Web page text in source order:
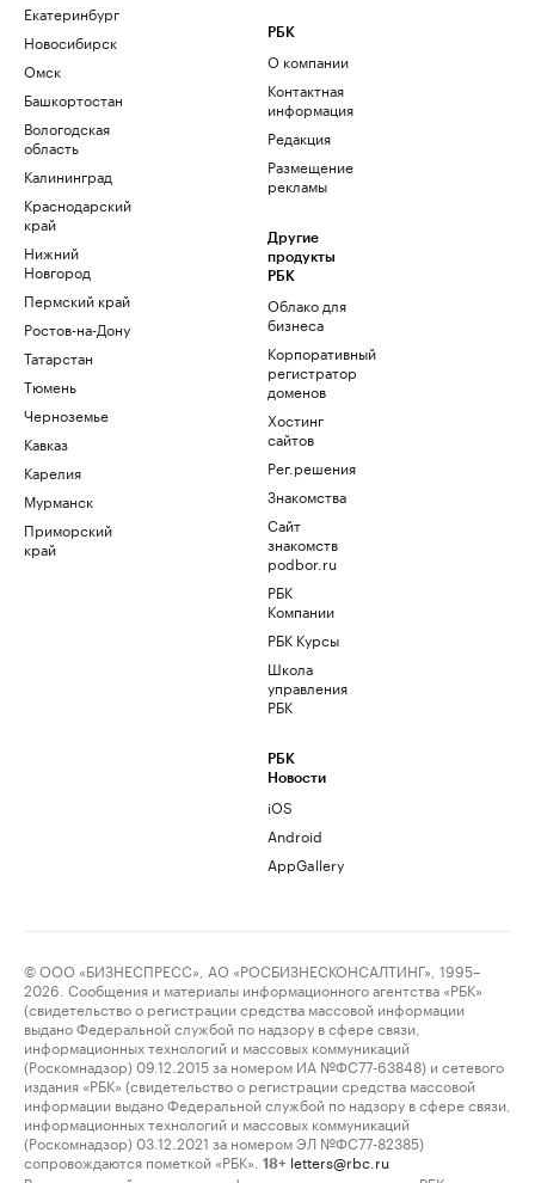
Екатеринбург
Новосибирск
Омск
Башкортостан
Вологодская
область
Калининград
Краснодарский
край
Нижний
Новгород
Пермский край
Ростов-на-Дону
Татарстан
Тюмень
Черноземье
Кавказ
Карелия
Мурманск
Приморский
край
РБК
О компании
Контактная
информация
Редакция
Размещение
рекламы
Другие
продукты
РБК
Облако для
бизнеса
Корпоративный
регистратор
доменов
Хостинг
сайтов
Рег.решения
Знакомства
Сайт
знакомств
podbor.ru
РБК
Компании
РБК Курсы
Школа
управления
РБК
РБК
Новости
iOS
Android
AppGallery
© ООО «БИЗНЕСПРЕСС», АО «РОСБИЗНЕСКОНСАЛТИНГ», 1995–
2026. Сообщения и материалы информационного агентства «РБК»
(свидетельство о регистрации средства массовой информации
выдано Федеральной службой по надзору в сфере связи,
информационных технологий и массовых коммуникаций
(Роскомнадзор) 09.12.2015 за номером ИА №ФС77-63848) и сетевого
издания «РБК» (свидетельство о регистрации средства массовой
информации выдано Федеральной службой по надзору в сфере связи,
информационных технологий и массовых коммуникаций
(Роскомнадзор) 03.12.2021 за номером ЭЛ №ФС77-82385)
сопровождаются пометкой «РБК».
18+ letters@rbc.ru